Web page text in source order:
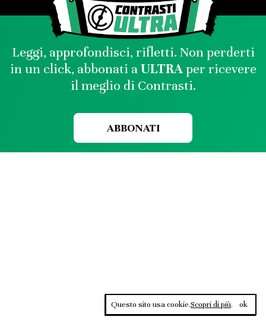
Leggi, approfondisci, rifletti. Non perderti
in un click, abbonati aULTRAper ricevere
il meglio di Contrasti.
ABBONATI
Questo sito usa cookie.Scopri di più. ok